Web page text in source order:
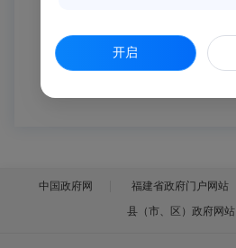
中国政府网 福建省政府门户网站
县（市、区）政府网站
开启